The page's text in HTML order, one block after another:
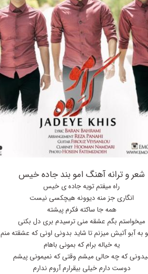
شعر و ترانه آهنگ امو بند جاده خیس
راه میفتم تویه جاده ی خیس
انگاری جز منه دیوونه هیچکسی نیست
همه جا ساکته فکرم پیشته
میخواستم بگم عشقه منی ترسیدم بری دل بکنی
به آبو آتیش میزنم تا شاید بدونی اونی که عشقته منم
یه خیاله برام که بمونی باهام
که چه حالی میشم وقتی که نمیمونی پیشم
دوست دارم خیلی بیقرارم آروم ندارم